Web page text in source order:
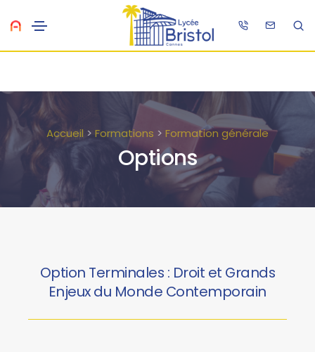
Accueil > Formations > Formation générale
Options
Option Terminales : Droit et Grands
Enjeux du Monde Contemporain